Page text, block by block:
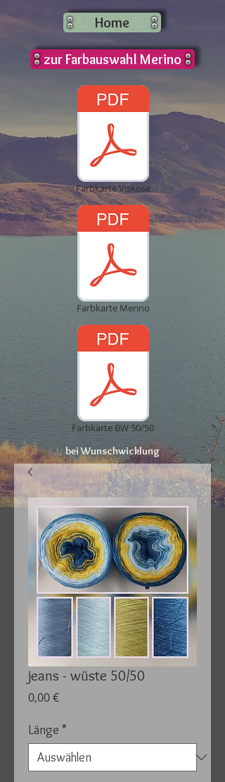
Home
zur Farbauswahl Merino
Farbkarte Viskose
Farbkarte Merino
Farbkarte BW 50/50
bei Wunschwicklung
jeans - wüste 50/50
0,00 €Preis
Länge *